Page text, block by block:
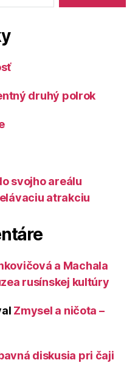
druhý polrok
svojho areálu
atrakciu
a Machala
rusínskej kultúry
Zmysel a ničota –
diskusia pri čaji